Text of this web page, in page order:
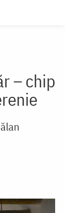
– chip